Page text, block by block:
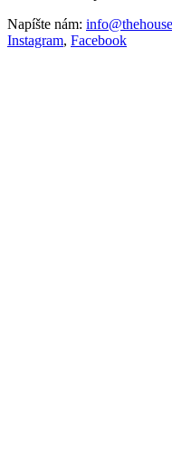
Napíšte nám:
Instagram, Facebook